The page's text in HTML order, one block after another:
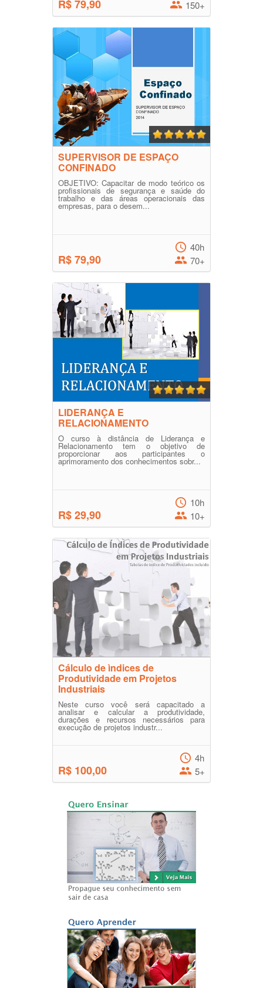
R$ 79,90 150+
SUPERVISOR DE ESPAÇO
CONFINADO
OBJETIVO: Capacitar de modo teórico os
profissionais de segurança e saúde do
trabalho e das áreas operacionais das
empresas, para o desem...
R$ 79,90
40h
70+
LIDERANÇA E
RELACIONAMENTO
O curso à distância de Liderança e
Relacionamento tem o objetivo de
proporcionar aos participantes o
aprimoramento dos conhecimentos sobr...
R$ 29,90
10h
10+
Cálculo de ìndices de
Produtividade em Projetos
Industriais
Neste curso você será capacitado a
analisar e calcular a produtividade,
durações e recursos necessários para
execução de projetos industr...
R$ 100,00
4h
5+